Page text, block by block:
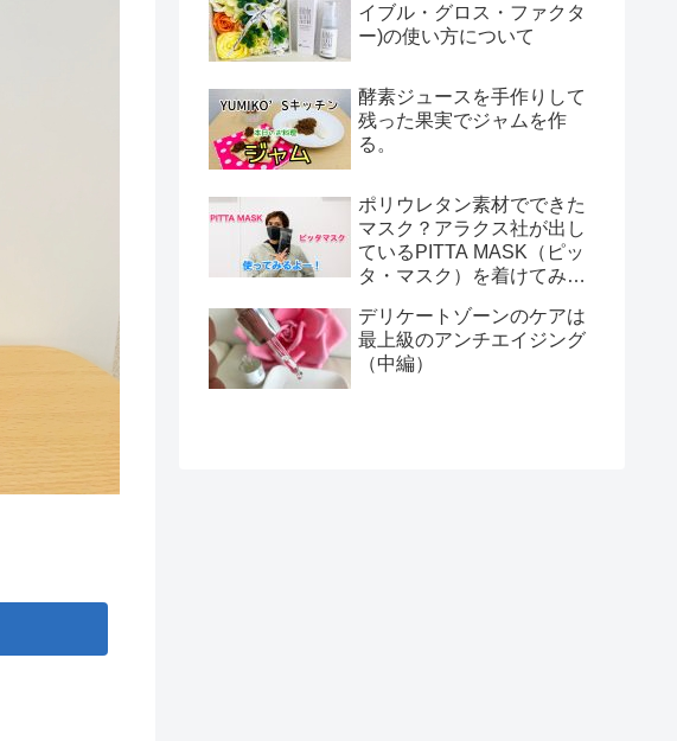
イブル・グロス・ファクタ
ー)の使い方について
酵素ジュースを手作りして
残った果実でジャムを作
る。
ポリウレタン素材でできた
マスク？アラクス社が出し
ているPITTA MASK（ピッ
タ・マスク）を着けてみま
デリケートゾーンのケアは
最上級のアンチエイジング
（中編）